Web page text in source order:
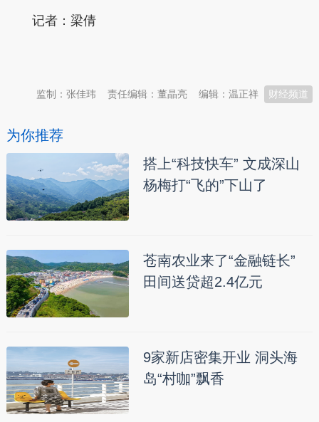
记者：梁倩
财经频道
编辑：温正祥
责任编辑：董晶亮
监制：张佳玮
为你推荐
搭上“科技快车” 文成深山
杨梅打“飞的”下山了
苍南农业来了“金融链长”
田间送贷超2.4亿元
9家新店密集开业 洞头海
岛“村咖”飘香